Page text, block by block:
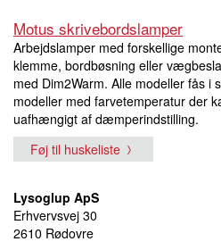
Motus skrivebordslamper
Arbejdslamper med forskellige
klemme, bordbøsning eller
med Dim2Warm. Alle modeller fås i
modeller med farvetemperatur der
uafhængigt af dæmperindstilling.
Føj til huskeliste
Lysoglup ApS
Erhvervsvej 30
2610 Rødovre